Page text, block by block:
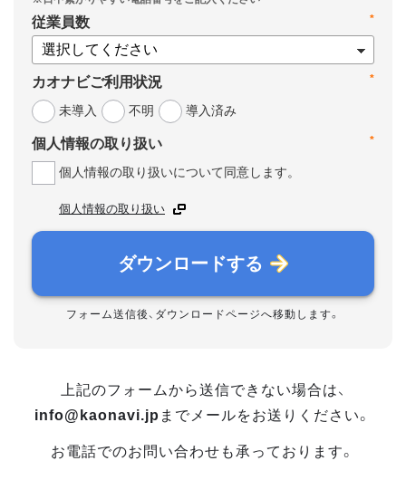
*
従業員数
*
カオナビご利用状況
未導入
不明 導入済み
*
個人情報の取り扱い
個人情報の取り扱いについて同意します。
個人情報の取り扱い
ダウンロードする
フォーム送信後、ダウンロードページへ移動します。
上記のフォームから送信できない場合は、
info@kaonavi.jp までメールをお送りください。
お電話でのお問い合わせも承っております。